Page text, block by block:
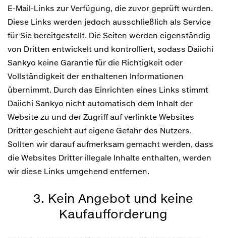
E-Mail-Links zur Verfügung, die zuvor geprüft wurden.
Diese Links werden jedoch ausschließlich als Service
für Sie bereitgestellt. Die Seiten werden eigenständig
von Dritten entwickelt und kontrolliert, sodass Daiichi
Sankyo keine Garantie für die Richtigkeit oder
Vollständigkeit der enthaltenen Informationen
übernimmt. Durch das Einrichten eines Links stimmt
Daiichi Sankyo nicht automatisch dem Inhalt der
Website zu und der Zugriff auf verlinkte Websites
Dritter geschieht auf eigene Gefahr des Nutzers.
Sollten wir darauf aufmerksam gemacht werden, dass
die Websites Dritter illegale Inhalte enthalten, werden
wir diese Links umgehend entfernen.
3. Kein Angebot und keine
Kaufaufforderung